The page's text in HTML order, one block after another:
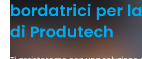
bordatrici per
di Produtech